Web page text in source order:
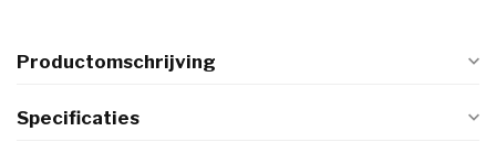
Productomschrijving
Specificaties